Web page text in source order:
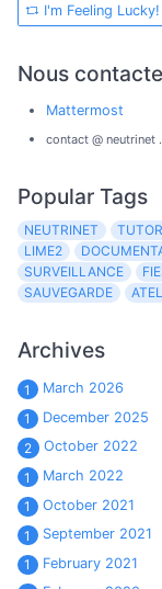
I'm Feeling Lucky!
Nous
Mattermost
contact @ neutrinet
Popular Tags
NEUTRINET
LIME2
SURVEILLANCE
SAUVEGARDE
Archives
1
March 2026
1
December 2025
2
October 2022
1
March 2022
1
October 2021
1
September 2021
1
February 2021